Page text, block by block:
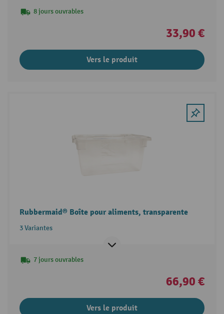
8 jours ouvrables
33,90 €
Vers le produit
Rubbermaid® Boîte pour aliments, transparente
3 Variantes
7 jours ouvrables
66,90 €
Vers le produit